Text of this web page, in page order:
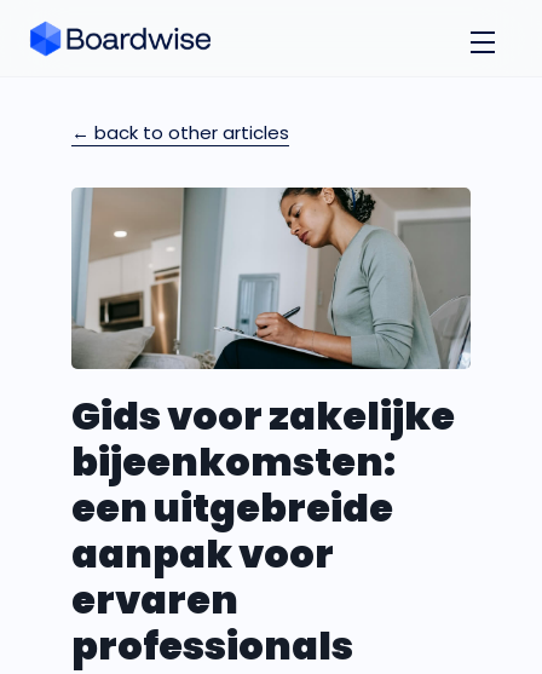
← back to other articles
Gids voor zakelijke
bijeenkomsten:
een uitgebreide
aanpak voor
ervaren
professionals